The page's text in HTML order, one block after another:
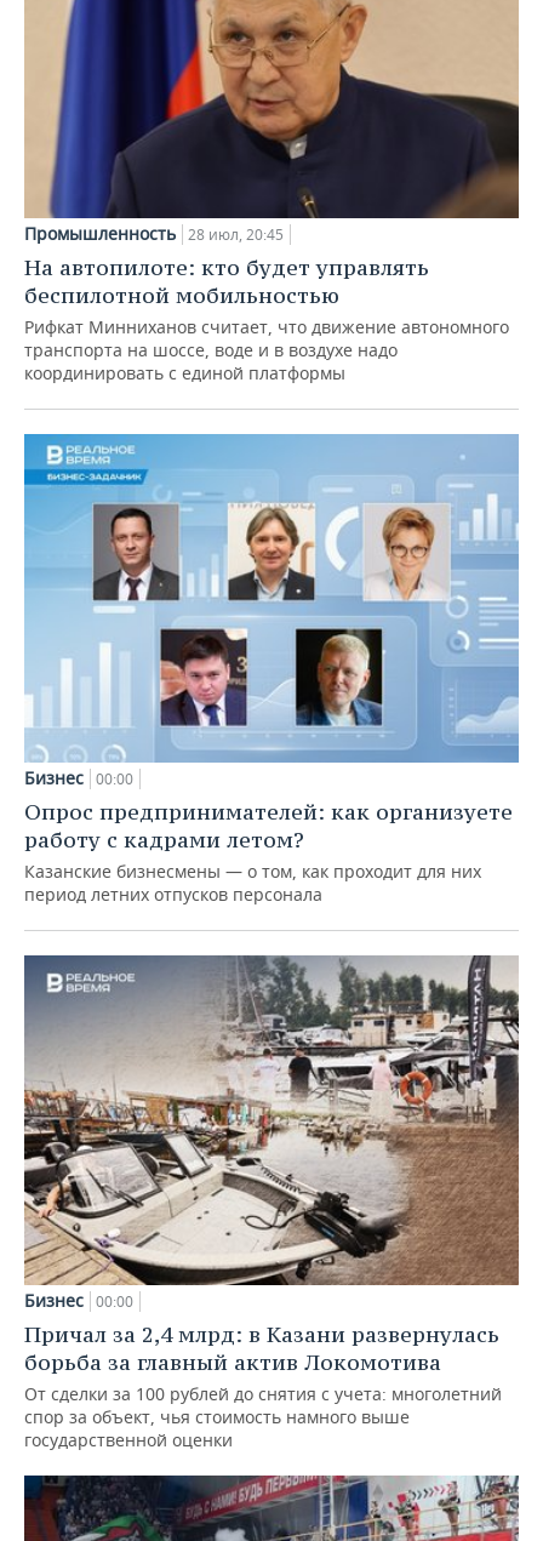
Промышленность 28 июл, 20:45
На автопилоте: кто будет управлять
беспилотной мобильностью
Рифкат Минниханов считает, что движение автономного
транспорта на шоссе, воде и в воздухе надо
координировать с единой платформы
Бизнес 00:00
Опрос предпринимателей: как организуете
работу с кадрами летом?
Казанские бизнесмены — о том, как проходит для них
период летних отпусков персонала
Бизнес 00:00
Причал за 2,4 млрд: в Казани развернулась
борьба за главный актив Локомотива
От сделки за 100 рублей до снятия с учета: многолетний
спор за объект, чья стоимость намного выше
государственной оценки